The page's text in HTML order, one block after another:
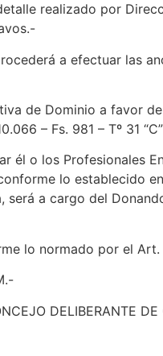
realizado por
a efectuar las
de Dominio a favor
– Fs. 981 – Tº 31
él o los
lo establecido
a cargo del
lo normado por el
DELIBERANTE